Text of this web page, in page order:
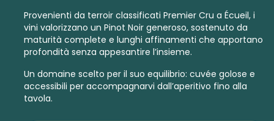
Provenienti da terroir classificati Premier Cru a Écueil, i
vini valorizzano un Pinot Noir generoso, sostenuto da
maturità complete e lunghi affinamenti che apportano
profondità senza appesantire l’insieme.
Un domaine scelto per il suo equilibrio: cuvée golose e
accessibili per accompagnarvi dall’aperitivo fino alla
tavola.